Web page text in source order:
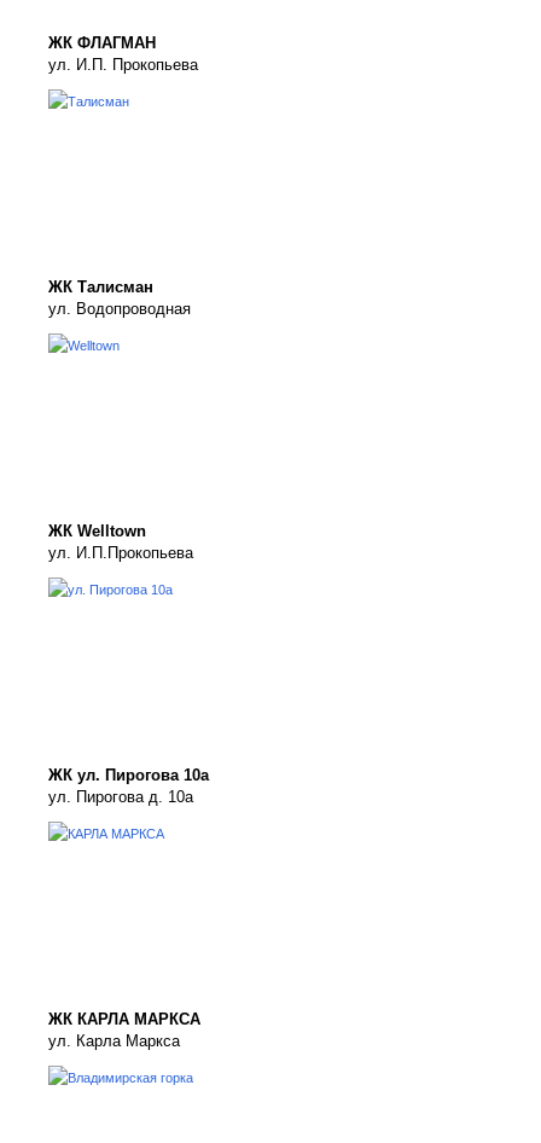
ЖК ФЛАГМАН
ул. И.П. Прокопьева
ЖК Талисман
ул. Водопроводная
ЖК Welltown
ул. И.П.Прокопьева
ЖК ул. Пирогова 10а
ул. Пирогова д. 10а
ЖК КАРЛА МАРКСА
ул. Карла Маркса